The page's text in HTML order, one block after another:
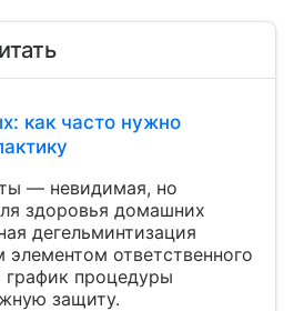
как часто нужно
— невидимая, но
здоровья домашних
дегельминтизация
ответственного
процедуры
защиту.